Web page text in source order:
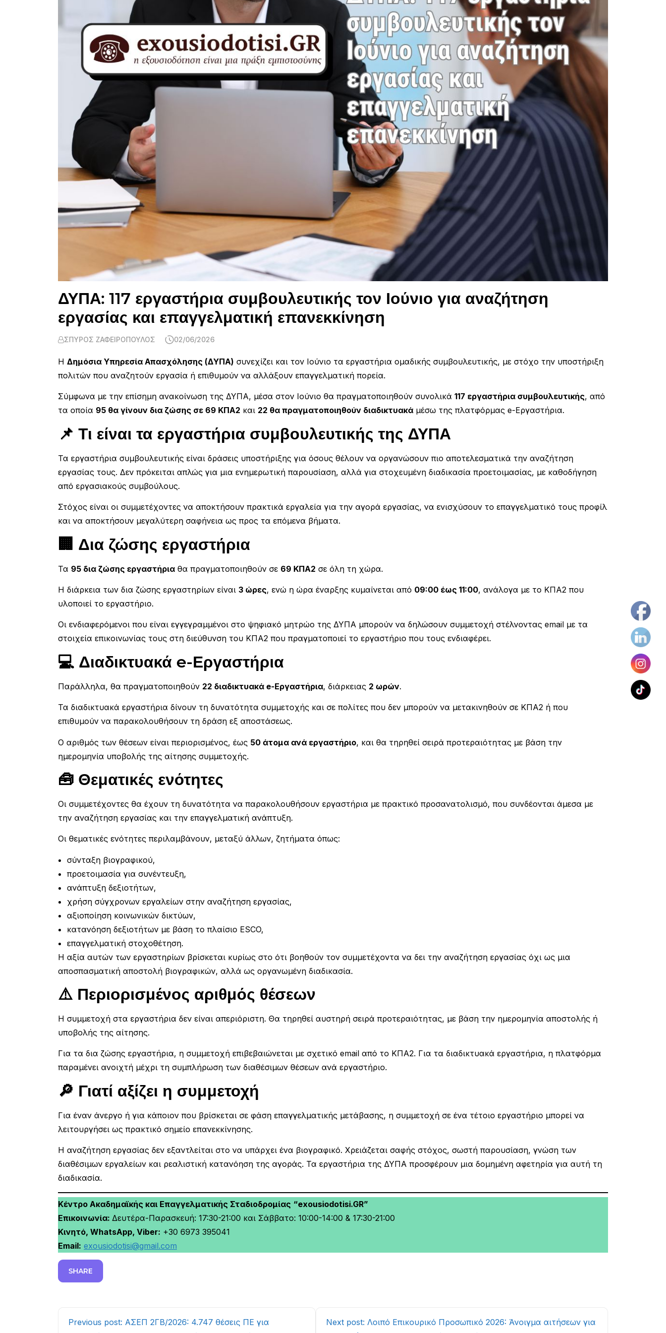
ΔΥΠΑ: 117 εργαστήρια συμβουλευτικής τον Ιούνιο για αναζήτηση
εργασίας και επαγγελματική επανεκκίνηση
ΣΠΎΡΟΣ ΖΑΦΕΙΡΌΠΟΥΛΟΣ 02/06/2026
Η Δημόσια Υπηρεσία Απασχόλησης (ΔΥΠΑ) συνεχίζει και τον Ιούνιο τα εργαστήρια ομαδικής συμβουλευτικής, με στόχο την υποστήριξη
πολιτών που αναζητούν εργασία ή επιθυμούν να αλλάξουν επαγγελματική πορεία.
Σύμφωνα με την επίσημη ανακοίνωση της ΔΥΠΑ, μέσα στον Ιούνιο θα πραγματοποιηθούν συνολικά 117 εργαστήρια συμβουλευτικής, από
τα οποία 95 θα γίνουν δια ζώσης σε 69 ΚΠΑ2 και 22 θα πραγματοποιηθούν διαδικτυακά μέσω της πλατφόρμας e-Εργαστήρια.
📌 Τι είναι τα εργαστήρια συμβουλευτικής της ΔΥΠΑ
Τα εργαστήρια συμβουλευτικής είναι δράσεις υποστήριξης για όσους θέλουν να οργανώσουν πιο αποτελεσματικά την αναζήτηση
εργασίας τους. Δεν πρόκειται απλώς για μια ενημερωτική παρουσίαση, αλλά για στοχευμένη διαδικασία προετοιμασίας, με καθοδήγηση
από εργασιακούς συμβούλους.
Στόχος είναι οι συμμετέχοντες να αποκτήσουν πρακτικά εργαλεία για την αγορά εργασίας, να ενισχύσουν το επαγγελματικό τους προφίλ
και να αποκτήσουν μεγαλύτερη σαφήνεια ως προς τα επόμενα βήματα.
🏢 Δια ζώσης εργαστήρια
Τα 95 δια ζώσης εργαστήρια θα πραγματοποιηθούν σε 69 ΚΠΑ2 σε όλη τη χώρα.
Η διάρκεια των δια ζώσης εργαστηρίων είναι 3 ώρες, ενώ η ώρα έναρξης κυμαίνεται από 09:00 έως 11:00, ανάλογα με το ΚΠΑ2 που
υλοποιεί το εργαστήριο.
Οι ενδιαφερόμενοι που είναι εγγεγραμμένοι στο ψηφιακό μητρώο της ΔΥΠΑ μπορούν να δηλώσουν συμμετοχή στέλνοντας email με τα
στοιχεία επικοινωνίας τους στη διεύθυνση του ΚΠΑ2 που πραγματοποιεί το εργαστήριο που τους ενδιαφέρει.
💻 Διαδικτυακά e-Εργαστήρια
Παράλληλα, θα πραγματοποιηθούν 22 διαδικτυακά e-Εργαστήρια, διάρκειας 2 ωρών.
Τα διαδικτυακά εργαστήρια δίνουν τη δυνατότητα συμμετοχής και σε πολίτες που δεν μπορούν να μετακινηθούν σε ΚΠΑ2 ή που
επιθυμούν να παρακολουθήσουν τη δράση εξ αποστάσεως.
Ο αριθμός των θέσεων είναι περιορισμένος, έως 50 άτομα ανά εργαστήριο, και θα τηρηθεί σειρά προτεραιότητας με βάση την
ημερομηνία υποβολής της αίτησης συμμετοχής.
🧰 Θεματικές ενότητες
Οι συμμετέχοντες θα έχουν τη δυνατότητα να παρακολουθήσουν εργαστήρια με πρακτικό προσανατολισμό, που συνδέονται άμεσα με
την αναζήτηση εργασίας και την επαγγελματική ανάπτυξη.
Οι θεματικές ενότητες περιλαμβάνουν, μεταξύ άλλων, ζητήματα όπως:
σύνταξη βιογραφικού,
προετοιμασία για συνέντευξη,
ανάπτυξη δεξιοτήτων,
χρήση σύγχρονων εργαλείων στην αναζήτηση εργασίας,
αξιοποίηση κοινωνικών δικτύων,
κατανόηση δεξιοτήτων με βάση το πλαίσιο ESCO,
επαγγελματική στοχοθέτηση.
Η αξία αυτών των εργαστηρίων βρίσκεται κυρίως στο ότι βοηθούν τον συμμετέχοντα να δει την αναζήτηση εργασίας όχι ως μια
αποσπασματική αποστολή βιογραφικών, αλλά ως οργανωμένη διαδικασία.
⚠️ Περιορισμένος αριθμός θέσεων
Η συμμετοχή στα εργαστήρια δεν είναι απεριόριστη. Θα τηρηθεί αυστηρή σειρά προτεραιότητας, με βάση την ημερομηνία αποστολής ή
υποβολής της αίτησης.
Για τα δια ζώσης εργαστήρια, η συμμετοχή επιβεβαιώνεται με σχετικό email από το ΚΠΑ2. Για τα διαδικτυακά εργαστήρια, η πλατφόρμα
παραμένει ανοιχτή μέχρι τη συμπλήρωση των διαθέσιμων θέσεων ανά εργαστήριο.
🔎 Γιατί αξίζει η συμμετοχή
Για έναν άνεργο ή για κάποιον που βρίσκεται σε φάση επαγγελματικής μετάβασης, η συμμετοχή σε ένα τέτοιο εργαστήριο μπορεί να
λειτουργήσει ως πρακτικό σημείο επανεκκίνησης.
Η αναζήτηση εργασίας δεν εξαντλείται στο να υπάρχει ένα βιογραφικό. Χρειάζεται σαφής στόχος, σωστή παρουσίαση, γνώση των
διαθέσιμων εργαλείων και ρεαλιστική κατανόηση της αγοράς. Τα εργαστήρια της ΔΥΠΑ προσφέρουν μια δομημένη αφετηρία για αυτή τη
διαδικασία.
Κέντρο Ακαδημαϊκής και Επαγγελματικής Σταδιοδρομίας “exousiodotisi.GR”
Επικοινωνία: Δευτέρα-Παρασκευή: 17:30-21:00 και Σάββατο: 10:00-14:00 & 17:30-21:00
Κινητό, WhatsApp, Viber: +30 6973 395041
Email: exousiodotisi@gmail.com
SHARE
Continue
Previous post: ΑΣΕΠ 2ΓΒ/2026: 4.747 θέσεις ΠΕ για
Next post: Λοιπό Επικουρικό Προσωπικό 2026: Άνοιγμα αιτήσεων για